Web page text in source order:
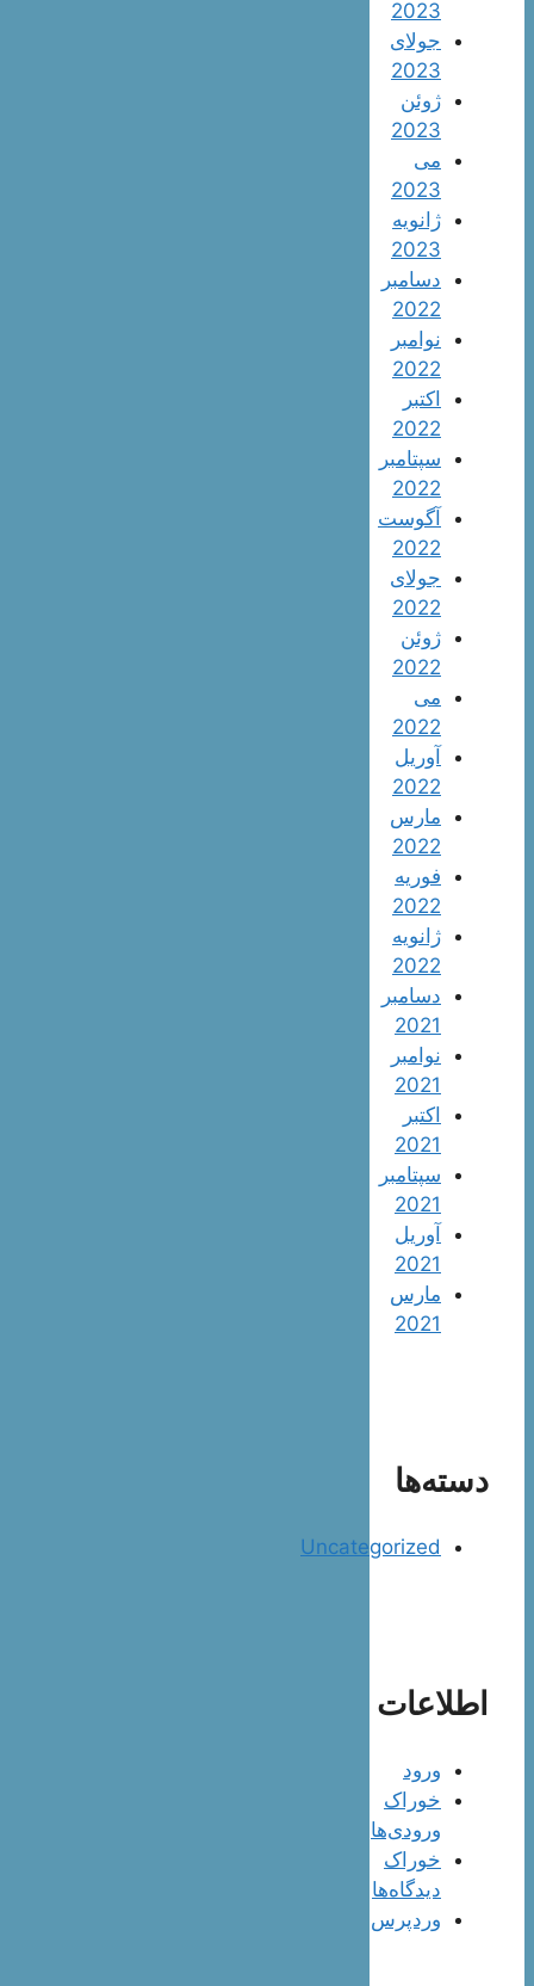
2023
جولای
2023
ژوئن
2023
می
2023
ژانویه
2023
دسامبر
2022
نوامبر
2022
اکتبر
2022
سپتامبر
2022
آگوست
2022
جولای
2022
ژوئن
2022
می
2022
آوریل
2022
مارس
2022
فوریه
2022
ژانویه
2022
دسامبر
2021
نوامبر
2021
اکتبر
2021
سپتامبر
2021
آوریل
2021
مارس
2021
دسته‌ها
Uncategorized
اطلاعات
ورود
خوراک
ورودی‌ها
خوراک
دیدگاه‌ها
وردپرس